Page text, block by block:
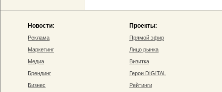
Новости:
Реклама
Маркетинг
Медиа
Брендинг
Бизнес
Проекты:
Прямой эфир
Лицо рынка
Визитка
Герои DIGITAL
Рейтинги